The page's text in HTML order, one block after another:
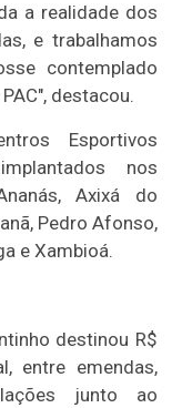
a realidade dos
e trabalhamos
contemplado
destacou.
Esportivos
nos
Axixá do
Pedro Afonso,
e Xambioá.
destinou R$
entre emendas,
junto ao